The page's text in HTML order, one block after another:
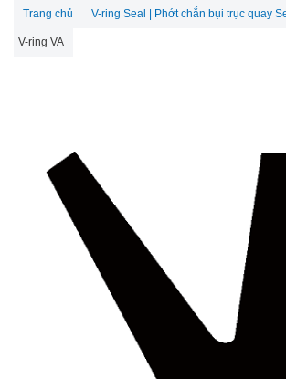
Trang chủ V-ring Seal | Phớt chắn bụi trục quay
V-ring VA